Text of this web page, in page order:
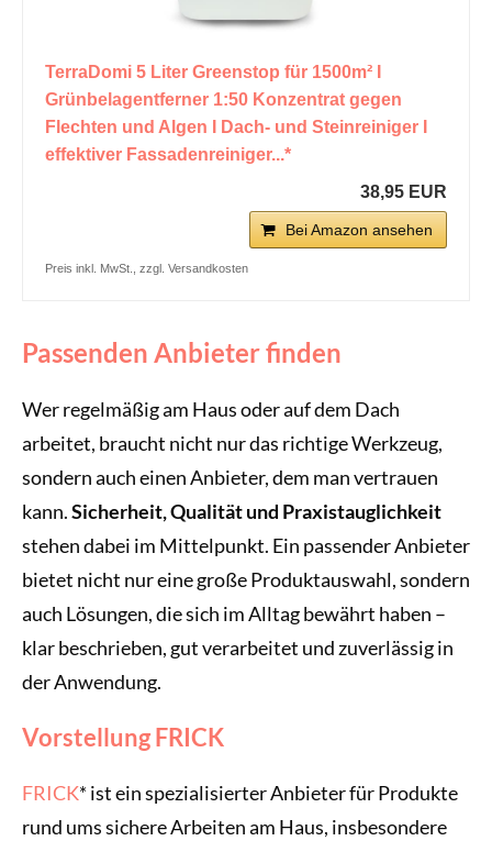
TerraDomi 5 Liter Greenstop für 1500m² I
Grünbelagentferner 1:50 Konzentrat gegen
Flechten und Algen I Dach- und Steinreiniger I
effektiver Fassadenreiniger...*
38,95 EUR
Bei Amazon ansehen
Preis inkl. MwSt., zzgl. Versandkosten
Passenden Anbieter finden
Wer regelmäßig am Haus oder auf dem Dach
arbeitet, braucht nicht nur das richtige Werkzeug,
sondern auch einen Anbieter, dem man vertrauen
kann.Sicherheit, Qualität und Praxistauglichkeit
stehen dabei im Mittelpunkt. Ein passender Anbieter
bietet nicht nur eine große Produktauswahl, sondern
auch Lösungen, die sich im Alltag bewährt haben –
klar beschrieben, gut verarbeitet und zuverlässig in
der Anwendung.
Vorstellung FRICK
FRICK* ist ein spezialisierter Anbieter für Produkte
rund ums sichere Arbeiten am Haus, insbesondere